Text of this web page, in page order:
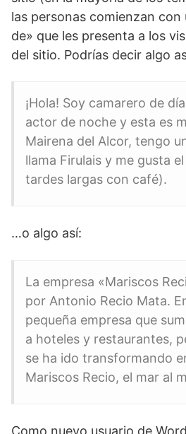
las personas comienzan con
de» que les presenta a los
del sitio. Podrías decir algo
¡Hola! Soy camarero de
actor de noche y esta es
Mairena del Alcor, tengo
llama Firulais y me gusta
tardes largas con café).
…o algo así:
La empresa «Mariscos
por Antonio Recio Mata.
pequeña empresa que
a hoteles y restaurantes,
se ha ido transformando
Mariscos Recio, el mar al
Como nuevo usuario de